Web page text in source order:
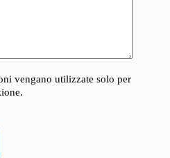
vengano utilizzate solo per